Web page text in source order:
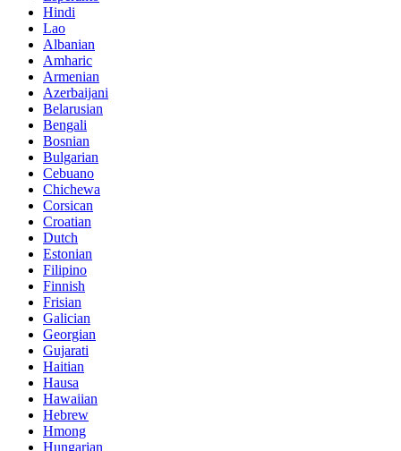
Hindi
Lao
Albanian
Amharic
Armenian
Azerbaijani
Belarusian
Bengali
Bosnian
Bulgarian
Cebuano
Chichewa
Corsican
Croatian
Dutch
Estonian
Filipino
Finnish
Frisian
Galician
Georgian
Gujarati
Haitian
Hausa
Hawaiian
Hebrew
Hmong
Hungarian